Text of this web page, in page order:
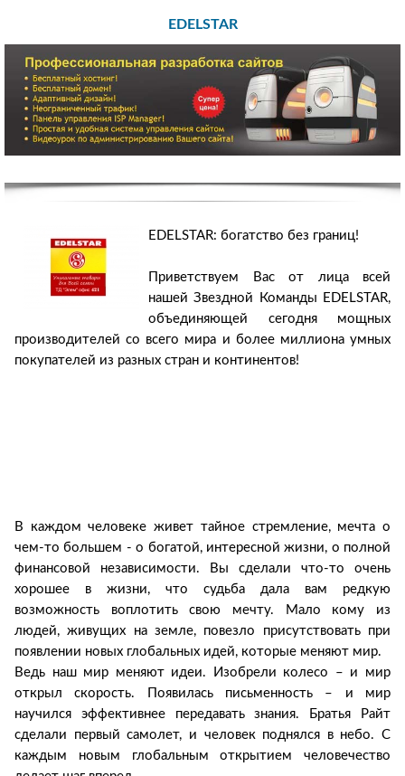
EDELSTAR
EDELSTAR: богатство без границ!
Приветствуем Вас от лица всей
нашей Звездной Команды EDELSTAR,
объединяющей сегодня мощных
производителей со всего мира и более миллиона умных
покупателей из разных стран и континентов!
В каждом человеке живет тайное стремление, мечта о
чем-то большем - о богатой, интересной жизни, о полной
финансовой независимости. Вы сделали что-то очень
хорошее в жизни, что судьба дала вам редкую
возможность воплотить свою мечту. Мало кому из
людей, живущих на земле, повезло присутствовать при
появлении новых глобальных идей, которые меняют мир.
Ведь наш мир меняют идеи. Изобрели колесо – и мир
открыл скорость. Появилась письменность – и мир
научился эффективнее передавать знания. Братья Райт
сделали первый самолет, и человек поднялся в небо. С
каждым новым глобальным открытием человечество